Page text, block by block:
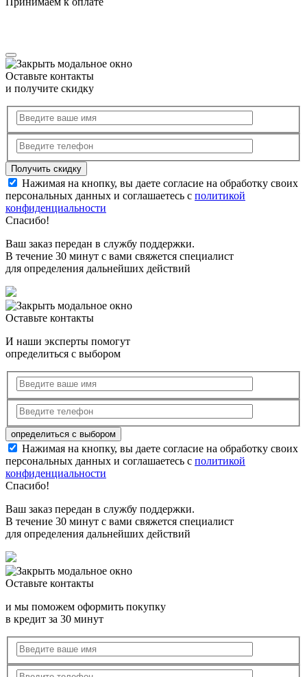
Оставьте контакты
и получите скидку
Нажимая на кнопку, вы даете согласие на обработку своих
персональных данных и соглашаетесь с политикой
конфиденциальности
Спасибо!
Ваш заказ передан в службу поддержки.
В течение 30 минут с вами свяжется специалист
для определения дальнейших действий
Оставьте контакты
И наши эксперты помогут
определиться с выбором
Нажимая на кнопку, вы даете согласие на обработку своих
персональных данных и соглашаетесь с политикой
конфиденциальности
Спасибо!
Ваш заказ передан в службу поддержки.
В течение 30 минут с вами свяжется специалист
для определения дальнейших действий
Оставьте контакты
и мы поможем оформить покупку
в кредит за 30 минут